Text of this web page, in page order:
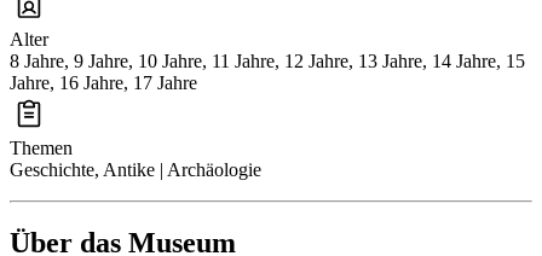
Alter
8 Jahre, 9 Jahre, 10 Jahre, 11 Jahre, 12 Jahre, 13 Jahre, 14 Jahre, 15
Jahre, 16 Jahre, 17 Jahre
Themen
Geschichte, Antike | Archäologie
Über das Museum